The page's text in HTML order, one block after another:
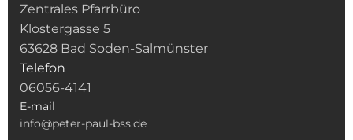
Zentrales Pfarrbüro
Klostergasse 5
63628 Bad Soden-Salmünster
Telefon
06056-4141
E-mail
info@peter-paul-bss.de